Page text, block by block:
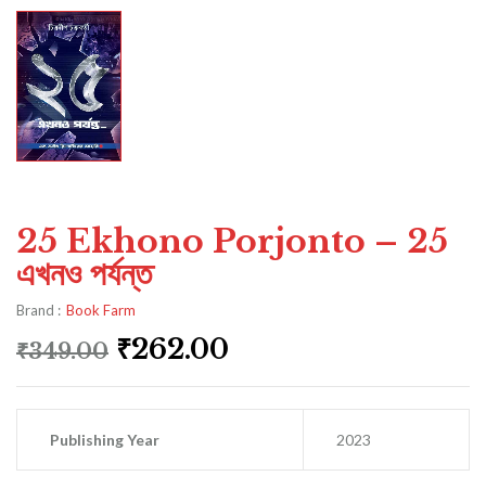
25 Ekhono Porjonto – 25
এখনও পর্যন্ত
Brand : Book Farm
₹349.00 ₹262.00
Publishing Year 2023